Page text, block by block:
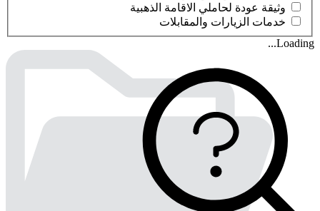
وثيقة عودة لحاملي الاقامة الذهبية
خدمات الزيارات والمقابلات
Loading...